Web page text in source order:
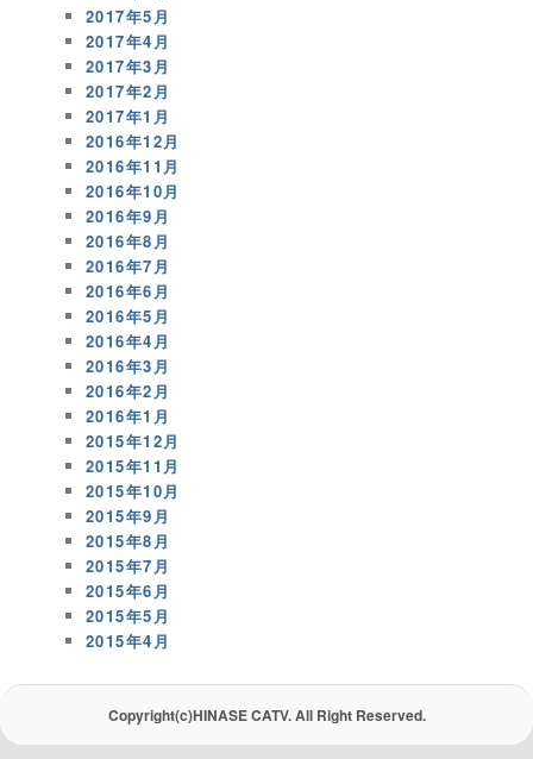
2017年5月
2017年4月
2017年3月
2017年2月
2017年1月
2016年12月
2016年11月
2016年10月
2016年9月
2016年8月
2016年7月
2016年6月
2016年5月
2016年4月
2016年3月
2016年2月
2016年1月
2015年12月
2015年11月
2015年10月
2015年9月
2015年8月
2015年7月
2015年6月
2015年5月
2015年4月
Copyright(c)HINASE CATV. All Right Reserved.